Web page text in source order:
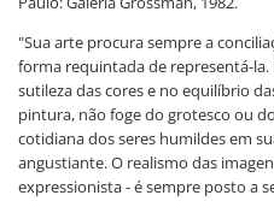
"Sua arte procura sempre a
forma requintada de representá-
sutileza das cores e no equilíbrio
pintura, não foge do grotesco ou
cotidiana dos seres humildes em
angustiante. O realismo das
expressionista - é sempre posto a